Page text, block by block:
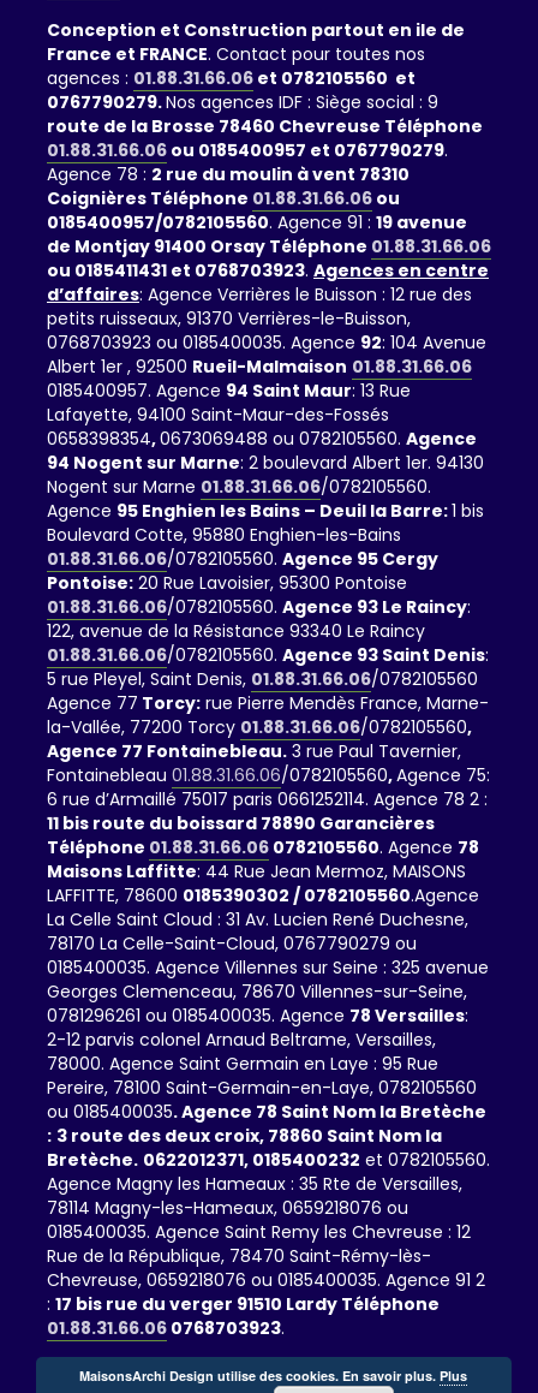
Conception et Construction partout en ile de
France et FRANCE. Contact pour toutes nos
agences : 01.88.31.66.06 et 0782105560 et
0767790279.Nos agences IDF : Siège social : 9
route de la Brosse 78460 Chevreuse Téléphone
01.88.31.66.06 ou 0185400957 et 0767790279.
Agence 78 : 2 rue du moulin à vent 78310
Coignières Téléphone 01.88.31.66.06 ou
0185400957/0782105560. Agence 91 : 19 avenue
de Montjay 91400 Orsay Téléphone 01.88.31.66.06
ou 0185411431 et 0768703923. Agences en centre
d’affaires: Agence Verrières le Buisson : 12 rue des
petits ruisseaux, 91370 Verrières-le-Buisson,
0768703923 ou 0185400035. Agence 92: 104 Avenue
Albert 1er , 92500 Rueil-Malmaison 01.88.31.66.06
0185400957. Agence 94 Saint Maur: 13 Rue
Lafayette, 94100 Saint-Maur-des-Fossés
0658398354,0673069488 ou 0782105560. Agence
94 Nogent sur Marne: 2 boulevard Albert 1er. 94130
Nogent sur Marne 01.88.31.66.06/0782105560.
Agence 95 Enghien les Bains – Deuil la Barre:1 bis
Boulevard Cotte, 95880 Enghien-les-Bains
01.88.31.66.06/0782105560. Agence 95 Cergy
Pontoise: 20 Rue Lavoisier, 95300 Pontoise
01.88.31.66.06/0782105560. Agence 93 Le Raincy:
122, avenue de la Résistance 93340 Le Raincy
01.88.31.66.06/0782105560. Agence 93 Saint Denis:
5 rue Pleyel, Saint Denis, 01.88.31.66.06/0782105560
Agence 77 Torcy: rue Pierre Mendès France, Marne-
la-Vallée, 77200 Torcy 01.88.31.66.06/0782105560,
Agence 77 Fontainebleau. 3 rue Paul Tavernier,
Fontainebleau 01.88.31.66.06/0782105560,Agence 75:
6 rue d’Armaillé 75017 paris 0661252114. Agence 78 2 :
11 bis route du boissard 78890 Garancières
Téléphone 01.88.31.66.06 0782105560. Agence 78
Maisons Laffitte: 44 Rue Jean Mermoz, MAISONS
LAFFITTE, 78600 0185390302 / 0782105560.Agence
La Celle Saint Cloud : 31 Av. Lucien René Duchesne,
78170 La Celle-Saint-Cloud, 0767790279 ou
0185400035. Agence Villennes sur Seine : 325 avenue
Georges Clemenceau, 78670 Villennes-sur-Seine,
0781296261 ou 0185400035. Agence 78 Versailles:
2-12 parvis colonel Arnaud Beltrame, Versailles,
78000. Agence Saint Germain en Laye : 95 Rue
Pereire, 78100 Saint-Germain-en-Laye, 0782105560
ou 0185400035. Agence 78 Saint Nom la Bretèche
: 3 route des deux croix, 78860 Saint Nom la
Bretèche. 0622012371, 0185400232 et 0782105560.
Agence Magny les Hameaux : 35 Rte de Versailles,
78114 Magny-les-Hameaux, 0659218076 ou
0185400035. Agence Saint Remy les Chevreuse : 12
Rue de la République, 78470 Saint-Rémy-lès-
Chevreuse, 0659218076 ou 0185400035. Agence 91 2
: 17 bis rue du verger 91510 Lardy Téléphone
01.88.31.66.06 0768703923.
MaisonsArchi Design utilise des cookies. En savoir plus.Plus